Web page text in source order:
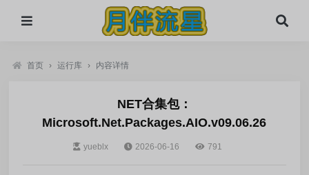
首页 › 运行库 › 内容详情
NET合集包：
Microsoft.Net.Packages.AIO.v09.06.26
yueblx 2026-06-16 791